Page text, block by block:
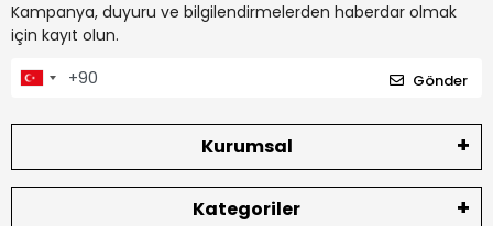
Kampanya, duyuru ve bilgilendirmelerden haberdar olmak
için kayıt olun.
Gönder
Kurumsal
Kategoriler